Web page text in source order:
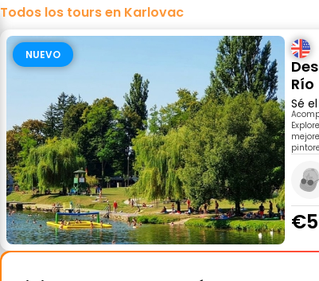
Todos los tours en Karlovac
NUEVO
Río
Sé